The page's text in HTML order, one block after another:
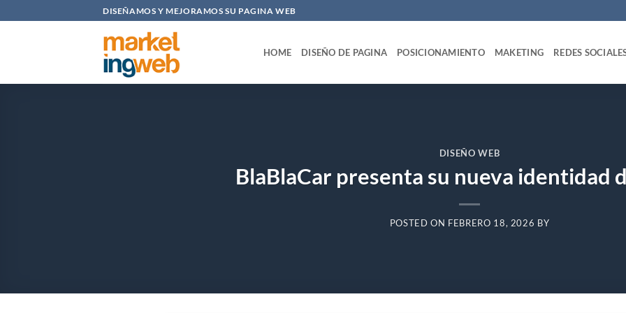
al
DISEÑAMOS Y MEJORAMOS SU PAGINA WEB
HOME DISEÑO DE PAGINA POSICIONAMIENTO MAKETING REDES
DISEÑO WEB
BlaBlaCar presenta su nueva identidad
POSTED ON FEBRERO 18, 2026 BY